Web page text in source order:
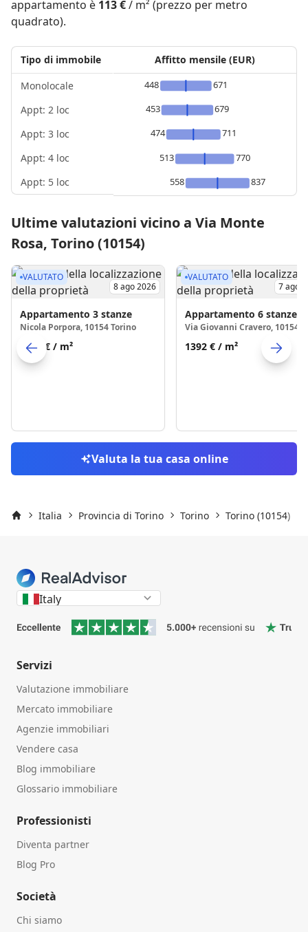
appartamento è 113 €/ m² (prezzo per metro
quadrato).
Tipo di immobile
Monolocale
Appt: 2 loc
Appt: 3 loc
Appt: 4 loc
Appt: 5 loc
Affitto mensile (EUR)
448
671
453
679
474
711
513
770
558
837
Ultime valutazioni vicino a Via Monte
Rosa, Torino (10154)
VALUTATO
8 ago 2026
Appartamento 3 stanze
Nicola Porpora, 10154 Torino
1273 € / m²
VALUTATO
7 ago
Appartamento 6 stanze
1392 € / m²
Valuta la tua casa online
Italia Provincia di Torino Torino Torino (10154)
Italy
Servizi
Valutazione immobiliare
Mercato immobiliare
Agenzie immobiliari
Vendere casa
Blog immobiliare
Glossario immobiliare
Professionisti
Diventa partner
Blog Pro
Società
Chi siamo